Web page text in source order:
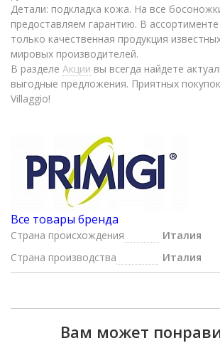
Детали: подкладка кожа. На все
предоставляем гарантию. В
только качественная продукция
мировых производителей.
В разделе Акции вы всегда найдете
выгодные предложения. Приятных
Villaggio!
Все товары бренда
Страна происхождения
Италия
Страна производства
Италия
Вам может